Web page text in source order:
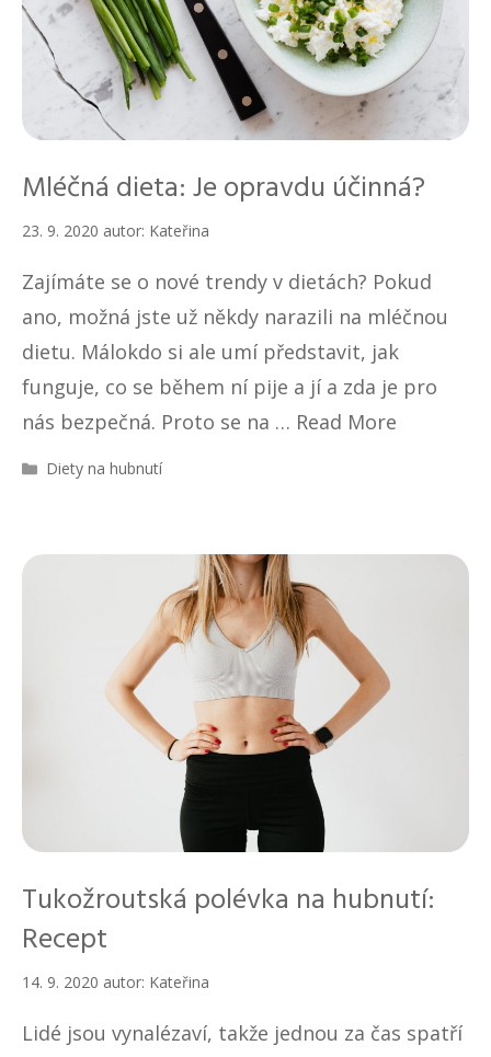
Mléčná dieta: Je opravdu účinná?
23. 9. 2020 autor: Kateřina
Zajímáte se o nové trendy v dietách? Pokud
ano, možná jste už někdy narazili na mléčnou
dietu. Málokdo si ale umí představit, jak
funguje, co se během ní pije a jí a zda je pro
nás bezpečná. Proto se na … Read More
R
i
Diety na hubnutí
Tukožroutská polévka na hubnutí:
Recept
14. 9. 2020 autor: Kateřina
Lidé jsou vynalézaví, takže jednou za čas spatří